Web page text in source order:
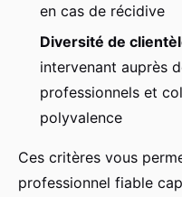
en cas de récidive
Diversité de
intervenant auprès
professionnels et
polyvalence
Ces critères vous
professionnel fiable